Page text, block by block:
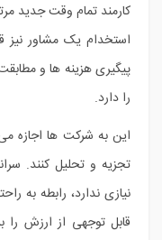
کارمند تمام وقت جدید
استخدام یک مشاور نیز
پیگیری هزینه ها و
را دارد.
این به شرکت ها اجازه
تجزیه و تحلیل کنند.
نیازی ندارد، رابطه به
قابل توجهی از ارزش را